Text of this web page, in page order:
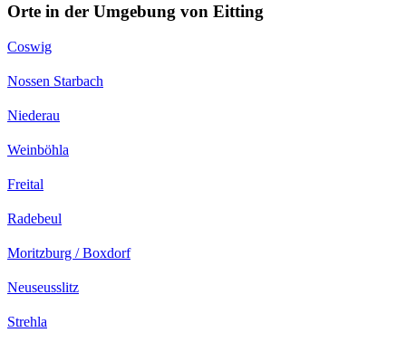
Orte in der Umgebung von Eitting
Coswig
Nossen Starbach
Niederau
Weinböhla
Freital
Radebeul
Moritzburg / Boxdorf
Neuseusslitz
Strehla